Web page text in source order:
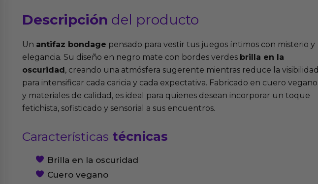
Descripción del producto
Un antifaz bondage pensado para vestir tus juegos íntimos con misterio y
elegancia. Su diseño en negro mate con bordes verdes brilla en la
oscuridad, creando una atmósfera sugerente mientras reduce la visibilidad
para intensificar cada caricia y cada expectativa. Fabricado en cuero vegano
y materiales de calidad, es ideal para quienes desean incorporar un toque
fetichista, sofisticado y sensorial a sus encuentros.
Características técnicas
Brilla en la oscuridad
Cuero vegano